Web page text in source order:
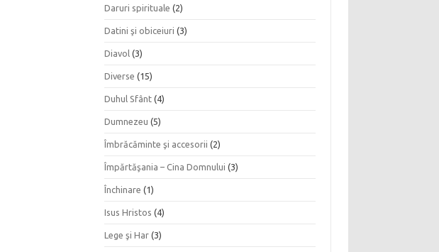
Daruri spirituale (2)
Datini şi obiceiuri (3)
Diavol (3)
Diverse (15)
Duhul Sfânt (4)
Dumnezeu (5)
Îmbrăcăminte şi accesorii (2)
Împărtăşania – Cina Domnului (3)
Închinare (1)
Isus Hristos (4)
Lege şi Har (3)